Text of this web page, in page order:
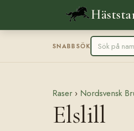
SNABBSÖK
Raser › Nordsvensk
Elslill